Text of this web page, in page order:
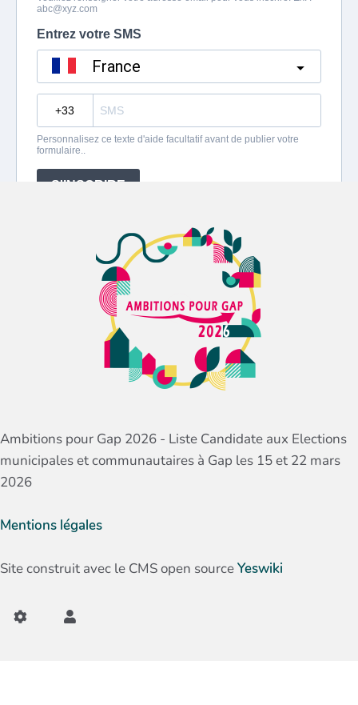
Ambitions pour Gap 2026 - Liste Candidate aux Elections
municipales et communautaires à Gap les 15 et 22 mars
2026
Mentions légales
Site construit avec le CMS open sourceYeswiki